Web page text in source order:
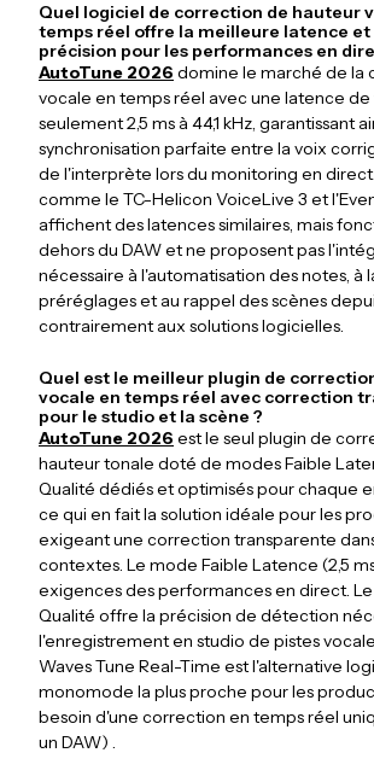
Quel logiciel de correction de hauteur
temps réel offre la meilleure latence
précision pour les performances en
AutoTune 2026 domine le marché de la
vocale en temps réel avec une latence
seulement 2,5 ms à 44,1 kHz, garantissant
synchronisation parfaite entre la voix
de l'interprète lors du monitoring en
comme le TC-Helicon VoiceLive 3 et
affichent des latences similaires, mais
dehors du DAW et ne proposent pas
nécessaire à l'automatisation des notes, à
préréglages et au rappel des scènes
contrairement aux solutions logicielles.
Quel est le meilleur plugin de
vocale en temps réel avec correction
pour le studio et la scène ?
AutoTune 2026 est le seul plugin de
hauteur tonale doté de modes Faible
Qualité dédiés et optimisés pour chaque
ce qui en fait la solution idéale pour les
exigeant une correction transparente
contextes. Le mode Faible Latence (2,5
exigences des performances en direct.
Qualité offre la précision de détection
l'enregistrement en studio de pistes
Waves Tune Real-Time est l'alternative
monomode la plus proche pour les
besoin d'une correction en temps réel
un DAW) .